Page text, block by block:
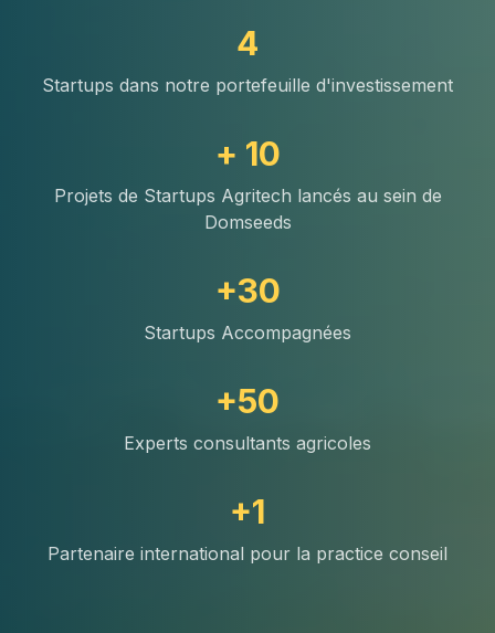
4
Startups dans notre portefeuille d'investissement
+ 10
Projets de Startups Agritech lancés au sein de
Domseeds
+30
Startups Accompagnées
+50
Experts consultants agricoles
+1
Partenaire international pour la practice conseil